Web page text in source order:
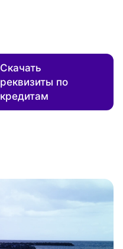
Скачать
реквизиты по
кредитам